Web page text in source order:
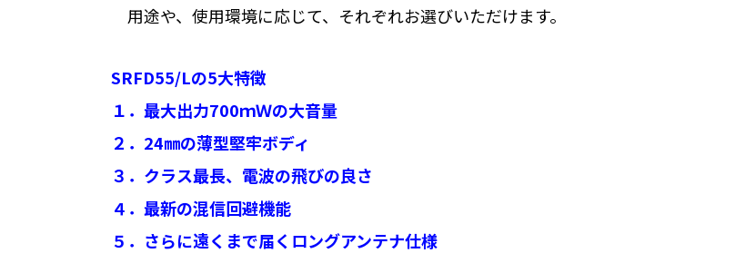
用途や、使用環境に応じて、それぞれお選びいただけます。
SRFD55/Lの5大特徴
１．最大出力700ｍＷの大音量
２．24㎜の薄型堅牢ボディ
３．クラス最長、電波の飛びの良さ
４．最新の混信回避機能
５．さらに遠くまで届くロングアンテナ仕様